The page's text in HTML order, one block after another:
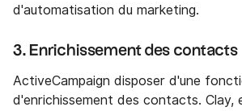
d'automatisation du marketing.
3. Enrichissement des contacts
ActiveCampaign disposer d'une
d'enrichissement des contacts. Clay,